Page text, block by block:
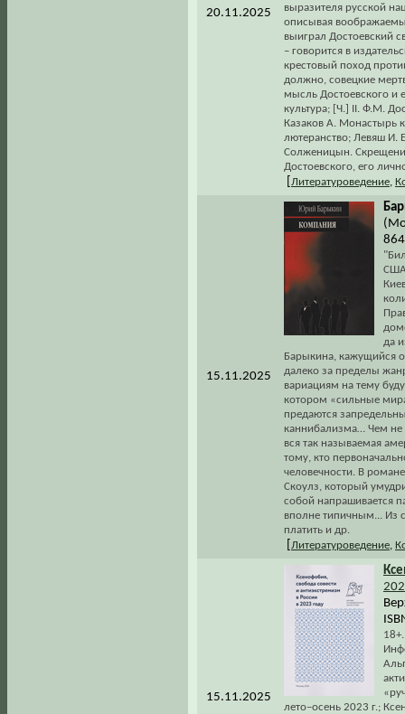
20.11.2025
выразителя русской
описывая
выиграл Достоевский
– говорится в
крестовый поход
должно, совецкие
мысль Достоевского и
культура; [Ч.] II. Ф.М.
Казаков А. Монастырь
лютеранство; Левяш И.
Солженицын.
Достоевского, его
Литературоведение
15.11.2025
да
Барыкина, кажущийся
далеко за пределы
вариациям на тему
котором «сильные
предаются
каннибализма… Чем не
вся так называемая
тому, кто
человечности. В
Скоулз, который
собой напрашивается
вполне типичным... Из
платить и др.
Литературоведение
15.11.2025
лето–осень 2023 г.;